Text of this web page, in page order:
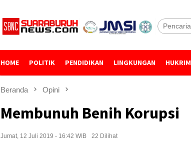
HOME POLITIK PENDIDIKAN LINGKUNGAN HUKRIM
Beranda Opini
Membunuh Benih Korupsi
Jumat, 12 Juli 2019 - 16:42 WIB 22 Dilihat